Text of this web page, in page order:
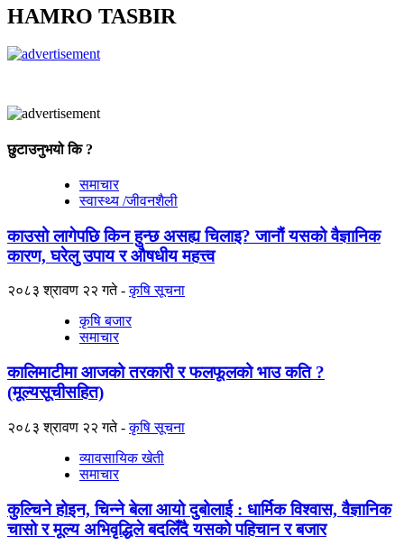
HAMRO TASBIR
छुटाउनुभयो कि ?
समाचार
स्वास्थ्य /जीवनशैली
काउसो लागेपछि किन हुन्छ असह्य चिलाइ? जानौं यसको वैज्ञानिक
कारण, घरेलु उपाय र औषधीय महत्त्व
२०८३ श्रावण २२ गते
कृषि सूचना
कृषि बजार
समाचार
कालिमाटीमा आजको तरकारी र फलफूलको भाउ कति ?
(मूल्यसूचीसहित)
२०८३ श्रावण २२ गते
कृषि सूचना
व्यावसायिक खेती
समाचार
कुल्चिने होइन, चिन्ने बेला आयो दुबोलाई : धार्मिक विश्वास, वैज्ञानिक
चासो र मूल्य अभिवृद्धिले बदलिँदै यसको पहिचान र बजार